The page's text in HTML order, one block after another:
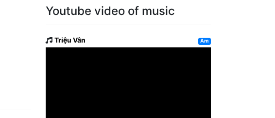
Youtube video of music
Triệu Vân Am